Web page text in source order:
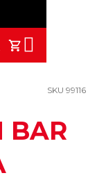
Tu Carrito
SKU 99116
BAR